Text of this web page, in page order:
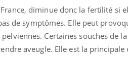
diminue donc la fertilité si
de symptômes. Elle peut
Certaines souches de
aveugle. Elle est la principale